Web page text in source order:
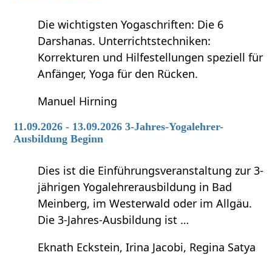
Die wichtigsten Yogaschriften: Die 6
Darshanas. Unterrichtstechniken:
Korrekturen und Hilfestellungen speziell für
Anfänger, Yoga für den Rücken.
Manuel Hirning
11.09.2026 - 13.09.2026 3-Jahres-Yogalehrer-
Ausbildung Beginn
Dies ist die Einführungsveranstaltung zur 3-
jährigen Yogalehrerausbildung in Bad
Meinberg, im Westerwald oder im Allgäu.
Die 3-Jahres-Ausbildung ist …
Eknath Eckstein, Irina Jacobi, Regina Satya